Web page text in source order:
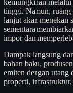
kemungkinan melalui
tinggi. Namun, ruang
lanjut akan menekan
sementara
impor dan
Dampak langsung
bahan baku,
emiten dengan
properti, infrastruktur,